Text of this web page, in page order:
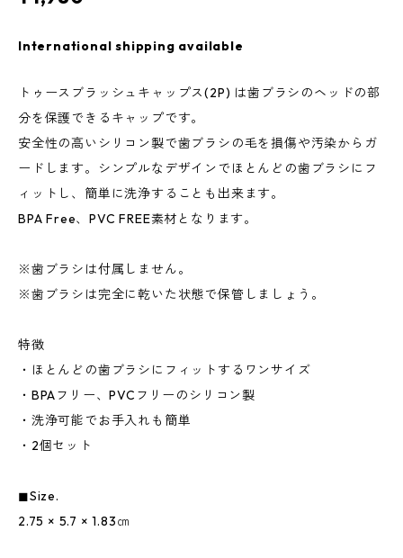
International shipping available
トゥースブラッシュキャップス(2P) は歯ブラシのヘッドの部
分を保護できるキャップです。
安全性の高いシリコン製で歯ブラシの毛を損傷や汚染からガ
ードします。シンプルなデザインでほとんどの歯ブラシにフ
ィットし、簡単に洗浄することも出来ます。
BPA Free、PVC FREE素材となります。
※歯ブラシは付属しません。
※歯ブラシは完全に乾いた状態で保管しましょう。
特徴
・ほとんどの歯ブラシにフィットするワンサイズ
・BPAフリー、PVCフリーのシリコン製
・洗浄可能でお手入れも簡単
・2個セット
◼︎Size.
2.75 × 5.7 × 1.83㎝